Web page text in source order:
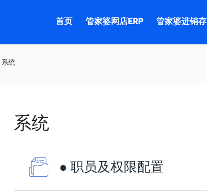
首页 管家婆网店ERP 管家婆进销存
系统
系统
● 职员及权限配置